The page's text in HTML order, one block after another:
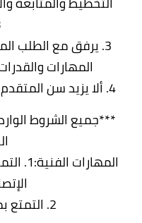
3. يرفق مع الطلب
المهارات
4. ألا يزيد سن المتقدم عن 35 عام وقت نشر الإعلان .
***جميع الشروط
2. التمتع بمهارات التفاوض .